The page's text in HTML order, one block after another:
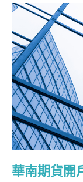
華南期貨開